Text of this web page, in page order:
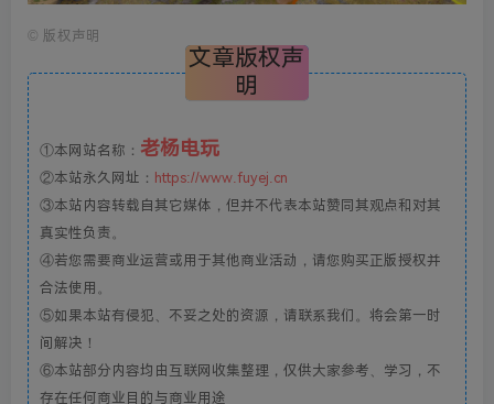
© 版权声明
文章版权声
明
①本网站名称： 老杨电玩
②本站永久网址： https://www.fuyej.cn
③本站内容转载自其它媒体，但并不代表本站赞同其观点和对其
真实性负责。
④若您需要商业运营或用于其他商业活动，请您购买正版授权并
合法使用。
⑤如果本站有侵犯、不妥之处的资源，请联系我们。将会第一时
间解决！
⑥本站部分内容均由互联网收集整理，仅供大家参考、学习，不
存在任何商业目的与商业用途